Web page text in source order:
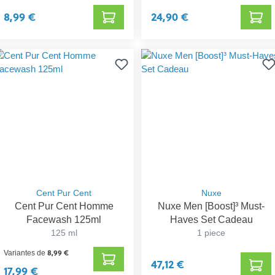
8,99 € 24,90 €
Cent Pur Cent
Cent Pur Cent Homme
Facewash 125ml
125 ml
Variantes de8,99 €
17,99 €
Nuxe
Nuxe Men [Boost]³ Must-
Haves Set Cadeau
1 piece
47,12 €